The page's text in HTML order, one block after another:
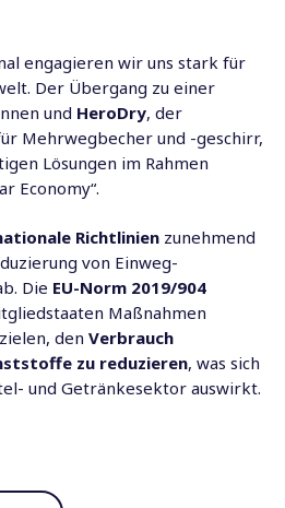
engagieren wir uns stark für
Der Übergang zu einer
und HeroDry, der
Mehrwegbecher und -geschirr,
Lösungen im Rahmen
Economy“.
Richtlinien zunehmend
von Einweg-
Die EU-Norm 2019/904
Maßnahmen
den Verbrauch
zu reduzieren, was sich
und Getränkesektor auswirkt.